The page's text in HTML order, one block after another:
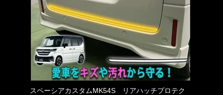
スペーシアカスタムMK54S リアハッチプロテク